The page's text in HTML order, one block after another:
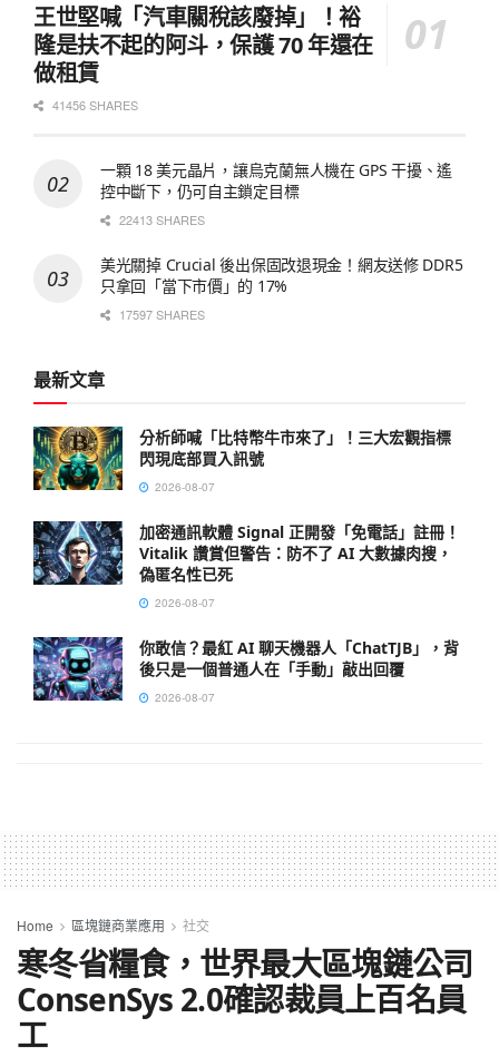
王世堅喊「汽車關稅該廢掉」！裕
隆是扶不起的阿斗，保護 70 年還在
做租賃
41456 SHARES
一顆 18 美元晶片，讓烏克蘭無人機在 GPS 干擾、遙
控中斷下，仍可自主鎖定目標
22413 SHARES
美光關掉 Crucial 後出保固改退現金！網友送修 DDR5
只拿回「當下市價」的 17%
17597 SHARES
最新文章
分析師喊「比特幣牛市來了」！三大宏觀指標
閃現底部買入訊號
2026-08-07
加密通訊軟體 Signal 正開發「免電話」註冊！
Vitalik 讚賞但警告：防不了 AI 大數據肉搜，
偽匿名性已死
2026-08-07
你敢信？最紅 AI 聊天機器人「ChatTJB」，背
後只是一個普通人在「手動」敲出回覆
2026-08-07
Home 區塊鏈商業應用 社交
寒冬省糧食，世界最大區塊鏈公司
ConsenSys 2.0確認裁員上百名員
工